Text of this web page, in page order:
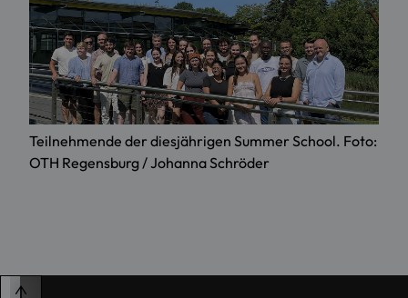
Teilnehmende der diesjährigen Summer School. Foto:
OTH Regensburg / Johanna Schröder